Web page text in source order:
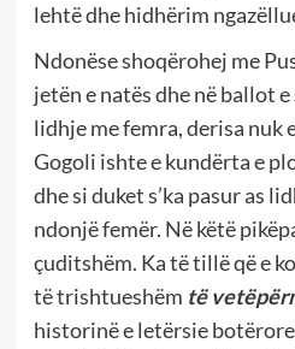
lehtë dhe hidhërim
Ndonëse shoqërohej me
jetën e natës dhe në ballot
lidhje me femra, derisa nuk
Gogoli ishte e kundërta e
dhe si duket s’ka pasur as
ndonjë femër. Në këtë
çuditshëm. Ka të tillë që e
të trishtueshëm të
historinë e letërsie